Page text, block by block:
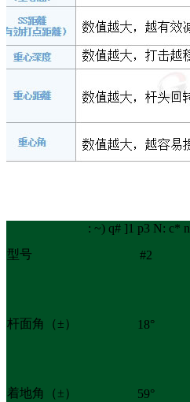
型号
: ~) q# ]1 p3 N: c* n
#2
杆面角（±） 18°
着地角（±） 59°